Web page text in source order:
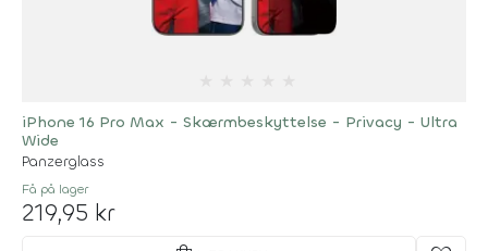
iPhone 16 Pro Max - Skærmbeskyttelse - Privacy - Ultra
Wide
Panzerglass
Få på lager
219,95 kr